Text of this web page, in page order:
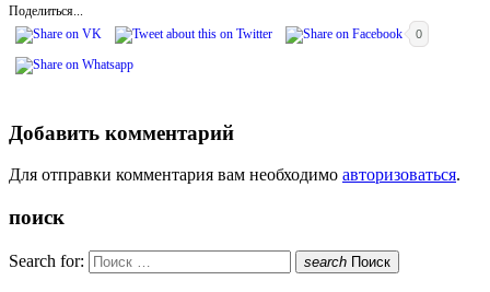
Поделиться...
0
Добавить комментарий
Для отправки комментария вам необходимо авторизоваться.
поиск
Search for: search Поиск